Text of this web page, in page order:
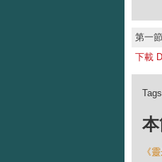
第一
下載
《